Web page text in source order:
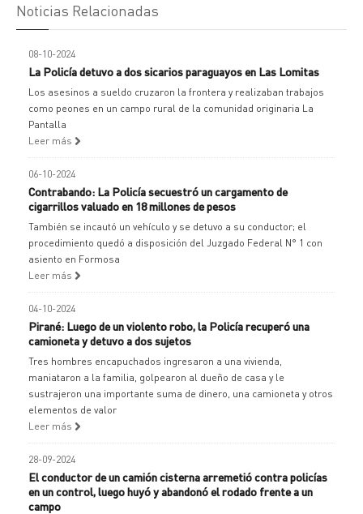
Noticias Relacionadas
08-10-2024
La Policía detuvo a dos sicarios paraguayos en Las Lomitas
Los asesinos a sueldo cruzaron la frontera y realizaban trabajos
como peones en un campo rural de la comunidad originaria La
Pantalla
Leer más
06-10-2024
Contrabando: La Policía secuestró un cargamento de
cigarrillos valuado en 18 millones de pesos
También se incautó un vehículo y se detuvo a su conductor; el
procedimiento quedó a disposición del Juzgado Federal N° 1 con
asiento en Formosa
Leer más
04-10-2024
Pirané: Luego de un violento robo, la Policía recuperó una
camioneta y detuvo a dos sujetos
Tres hombres encapuchados ingresaron a una vivienda,
maniataron a la familia, golpearon al dueño de casa y le
sustrajeron una importante suma de dinero, una camioneta y otros
elementos de valor
Leer más
28-09-2024
El conductor de un camión cisterna arremetió contra policías
en un control, luego huyó y abandonó el rodado frente a un
campo